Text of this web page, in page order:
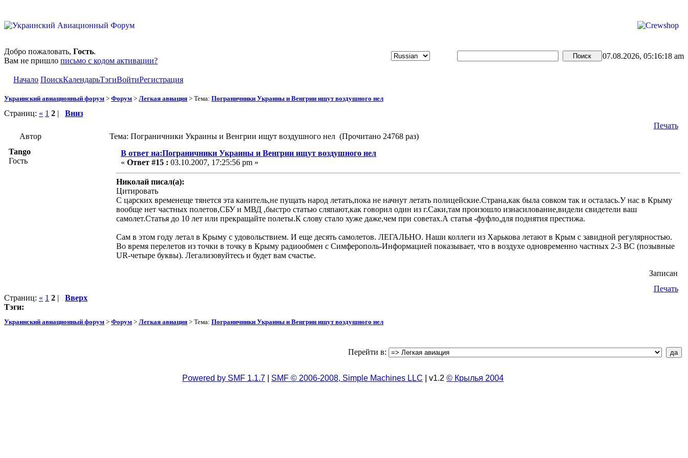
Добро пожаловать, Гость.
Вам не пришло письмо с кодом активации?
07.08.2026, 05:16:18 am
Начало ПоискКалендарьТэгиВойтиРегистрация
Украинский авиационный форум > Форум > Легкая авиация > Тема: Пограничники Украины и Венгрии ищут воздушного нел
Страниц: « 1 2 | Вниз
Печать
Автор
Тема: Пограничники Украины и Венгрии ищут воздушного нел (Прочитано 24768 раз)
Tango
Гость
В ответ на:Пограничники Украины и Венгрии ищут воздушного нел
« Ответ #15 : 03.10.2007, 17:25:56 pm »
Николай писал(а):
Цитировать
С царских временеще тянется эта канитель,не пущать народ летать,пока не начнут летать полицейские.Страна,как была совком так и осталась.У нас в Крыму
вообще нет частных полетов,СБУ и МВД ,быстро статью сляпают,как говорил один из г.Саки,там произошло изнасилование,видели свидетели ваш
самолет.Статья до 10 лет или прекращайте полеты.К слову стало хуже даже,чем при советах.А статья -фуфло,для поднятия престижа.
Сам в этом году летал в Крыму с удовольствием. И еще десять самолетов. ЛЕГАЛЬНО. Наши коллеги из Харькова летают в Крым с завидной регулярностью.
Во время перелетов из точки в точку в Крыму радиообмен с Симферополь-Информацией показывает, что в воздухе одновременно частных 2-3 ВС (позывные
UR-четыре буквы). Легализовуйтесь и будет вам счастье.
Записан
Печать
Страниц: « 1 2 | Вверх
Тэги:
Украинский авиационный форум > Форум > Легкая авиация > Тема: Пограничники Украины и Венгрии ищут воздушного нел
Перейти в:
Powered by SMF 1.1.7 SMF © 2006-2008, Simple Machines LLC | v1.2 © Крылья 2004